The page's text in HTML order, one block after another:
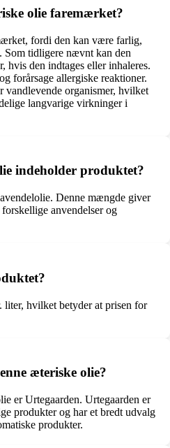
olie faremærket?
fordi den kan være farlig,
Som tidligere nævnt kan den
hvis den indtages eller inhaleres.
forårsage allergiske reaktioner.
vandlevende organismer, hvilket
langvarige virkninger i
indeholder produktet?
Denne mængde giver
anvendelser og
liter, hvilket betyder at prisen for
æteriske olie?
er Urtegaarden. Urtegaarden er
produkter og har et bredt udvalg
produkter.